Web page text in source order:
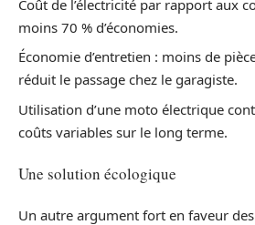
Coût de l’électricité par rapport aux
moins 70 % d’économies.
Économie d’entretien : moins de
réduit le passage chez le garagiste.
Utilisation d’une moto électrique
coûts variables sur le long terme.
Une solution écologique
Un autre argument fort en faveur